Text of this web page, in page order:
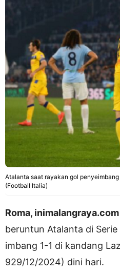
Atalanta saat rayakan gol
(Football Italia)
Roma, inimalangraya.com
beruntun Atalanta di
imbang 1-1 di kandang
929/12/2024) dini hari.